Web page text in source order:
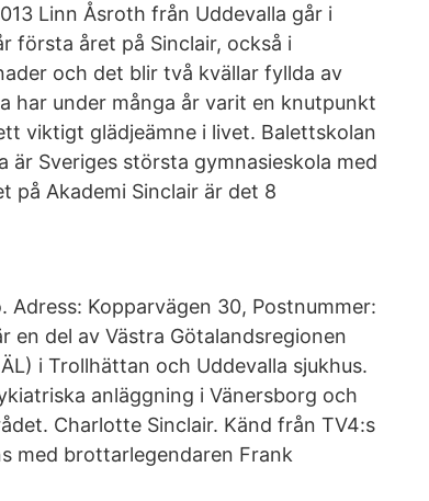
Linn Åsroth från Uddevalla går i
första året på Sinclair, också i
och det blir två kvällar fyllda av
har under många år varit en knutpunkt
viktigt glädjeämne i livet. Balettskolan
Sveriges största gymnasieskola med
på Akademi Sinclair är det 8
Kopparvägen 30, Postnummer:
en del av Västra Götalandsregionen
i Trollhättan och Uddevalla sjukhus.
anläggning i Vänersborg och
Charlotte Sinclair. Känd från TV4:s
med brottarlegendaren Frank